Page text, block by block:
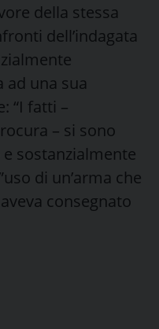
della stessa
dell’indagata
ad una sua
“I fatti –
– si sono
sostanzialmente
di un’arma che
consegnato